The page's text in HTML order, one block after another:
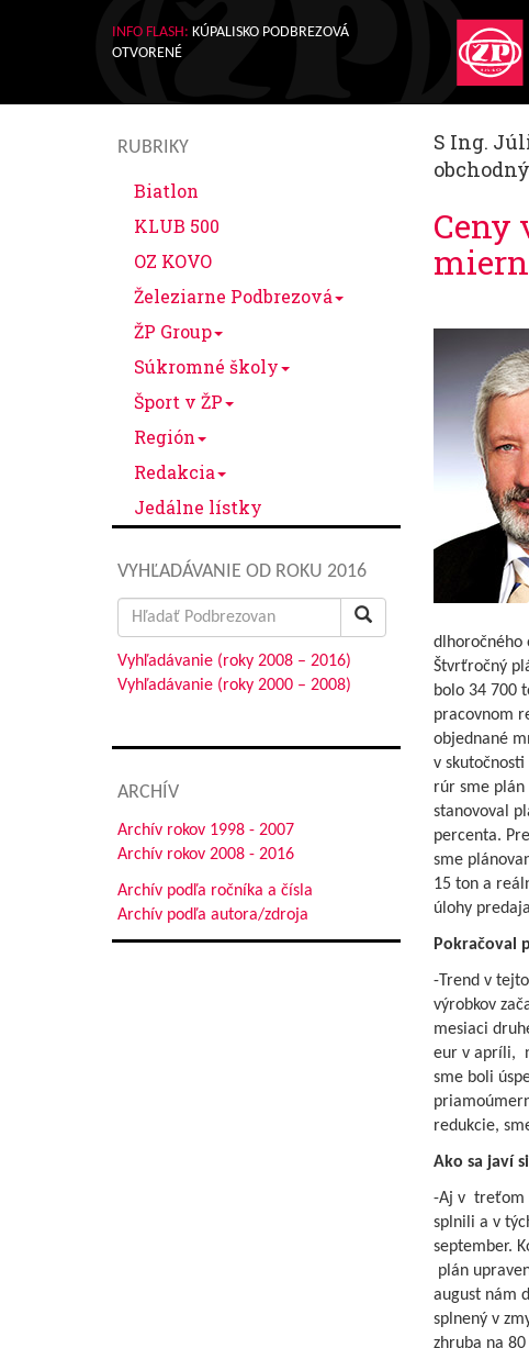
INFO FLASH: KÚPALISKO PODBREZOVÁ
OTVORENÉ
RUBRIKY
Biatlon
KLUB 500
OZ KOVO
Železiarne Podbrezová
ŽP Group
Súkromné školy
Šport v ŽP
Región
Redakcia
Jedálne lístky
VYHĽADÁVANIE OD ROKU 2016
Search
for:
Vyhľadávanie (roky 2008 – 2016)
Vyhľadávanie (roky 2000 – 2008)
ARCHÍV
Archív rokov 1998 - 2007
Archív rokov 2008 - 2016
Archív podľa ročníka a čísla
Archív podľa autora/zdroja
S Ing.
Ceny
dlhoročného
Štvrťročný
bolo 34 700
pracovnom
objednané
v
rúr sme
stanovoval
percenta.
sme
15 ton a
úlohy
Pokračoval
-Trend v
výrobkov
mesiaci
eur v apríli,
sme boli
redukcie,
Ako sa javí
-Aj v treťom
splnili a v
september.
plán
august nám
splnený v
zhruba na